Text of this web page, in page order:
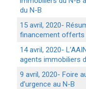
du N-B
15 avril, 2020-
financement offerts
14 avril, 2020-
agents immobiliers
9 avril, 2020- Foire
d’urgence au N-B